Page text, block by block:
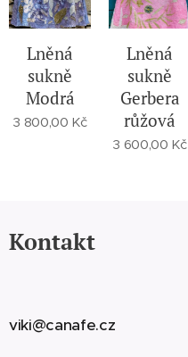
Lněná
sukně
Modrá
3 800,00 Kč
Lněná
sukně
Gerbera
růžová
3 600,00 Kč
Kontakt
viki@canafe.cz